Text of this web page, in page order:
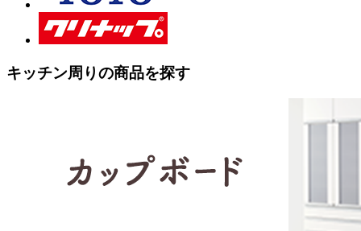
キッチン周りの商品を探す